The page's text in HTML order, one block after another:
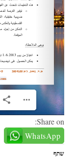
Share on:
WhatsApp
שתף